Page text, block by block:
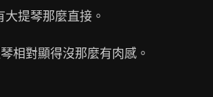
提琴那麼直接。
相對顯得沒那麼有肉感。